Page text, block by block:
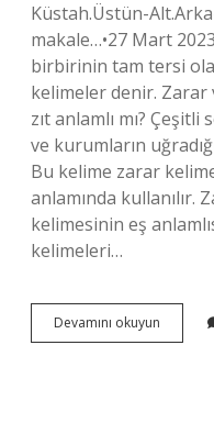
Küstah.Üstün-
makale…•27 Mart
birbirinin tam tersi
kelimeler denir. Zarar
zıt anlamlı mı?
ve kurumların
Bu kelime zarar
anlamında kullanılır.
kelimesinin eş
kelimeleri…
Devamını okuyun
Vermek